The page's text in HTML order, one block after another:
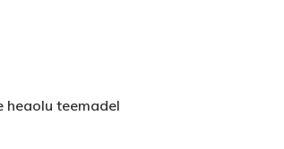
heaolu teemadel